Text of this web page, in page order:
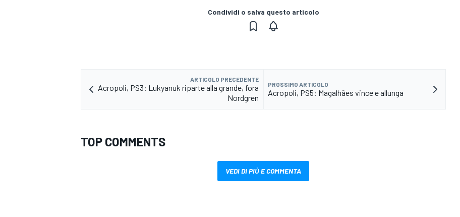
Condividi o salva questo articolo
ARTICOLO PRECEDENTE
Acropoli, PS3: Lukyanuk riparte alla grande, fora
Nordgren
PROSSIMO ARTICOLO
Acropoli, PS5: Magalhães vince e allunga
TOP COMMENTS
VEDI DI PIÙ E COMMENTA